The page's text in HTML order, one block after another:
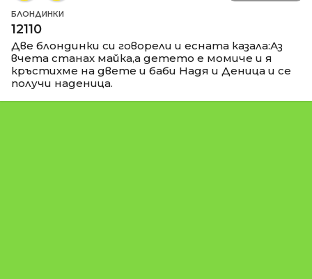
БЛОНДИНКИ
12110
Две блондинки си говорели и есната казала:Аз
вчета станах майка,а детето е момиче и я
кръстихме на двете и баби Надя и Деница и се
получи наденица.